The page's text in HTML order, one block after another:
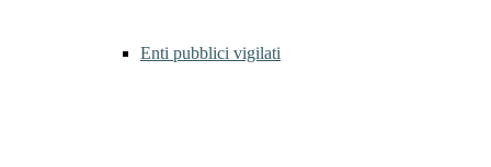
Enti pubblici vigilati